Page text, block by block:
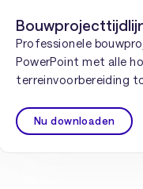
Professionele
PowerPoint met alle
terreinvoorbereiding
Nu downloaden